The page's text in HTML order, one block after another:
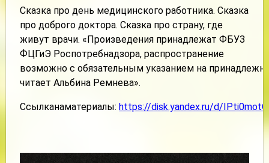
Сказка про день медицинского работника. Сказка
про доброго доктора. Сказка про страну, где
живут врачи. «Произведения принадлежат ФБУЗ
ФЦГиЭ Роспотребнадзора, распространение
возможно с обязательным указанием на
читает Альбина Ремнева».
Ссылканаматериалы: https://disk.yandex.ru/d/